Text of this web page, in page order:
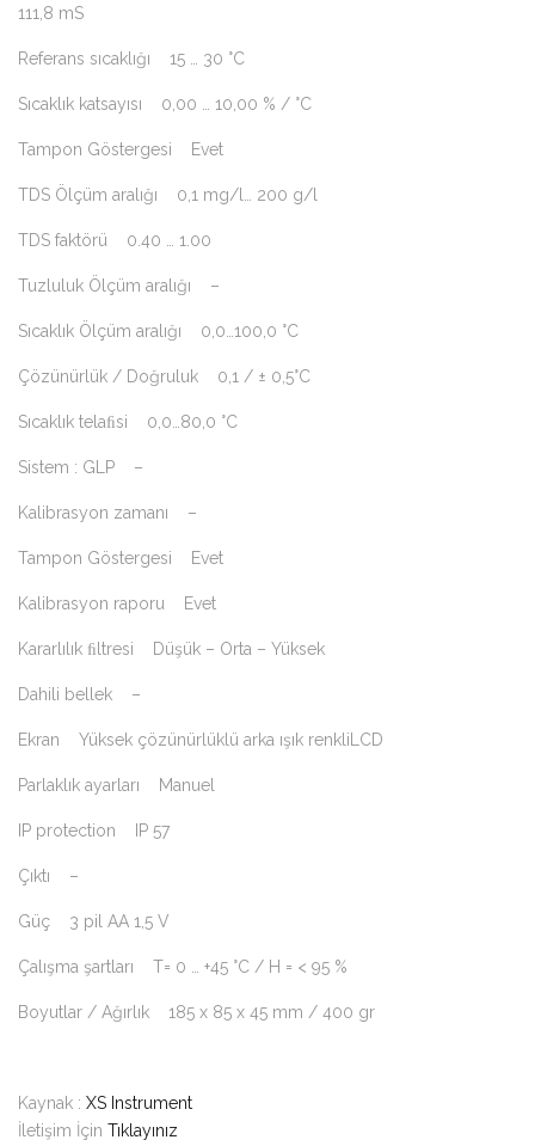
111,8 mS
Referans sıcaklığı 15 … 30 °C
Sıcaklık katsayısı 0,00 … 10,00 % / °C
Tampon Göstergesi Evet
TDS Ölçüm aralığı 0,1 mg/l… 200 g/l
TDS faktörü 0.40 … 1.00
Tuzluluk Ölçüm aralığı –
Sıcaklık Ölçüm aralığı 0,0…100,0 °C
Çözünürlük / Doğruluk 0,1 / ± 0,5°C
Sıcaklık telaﬁsi 0,0…80,0 °C
Sistem : GLP –
Kalibrasyon zamanı –
Tampon Göstergesi Evet
Kalibrasyon raporu Evet
Kararlılık ﬁltresi Düşük – Orta – Yüksek
Dahili bellek –
Ekran Yüksek çözünürlüklü arka ışık renkliLCD
Parlaklık ayarları Manuel
IP protection IP 57
Çıktı –
Güç 3 pil AA 1,5 V
Çalışma şartları T= 0 … +45 °C / H = < 95 %
Boyutlar / Ağırlık 185 x 85 x 45 mm / 400 gr
Kaynak : XS Instrument
İletişim İçin Tıklayınız